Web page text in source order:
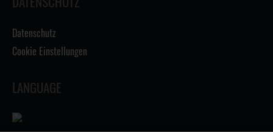
Datenschutz
Cookie Einstellungen
LANGUAGE